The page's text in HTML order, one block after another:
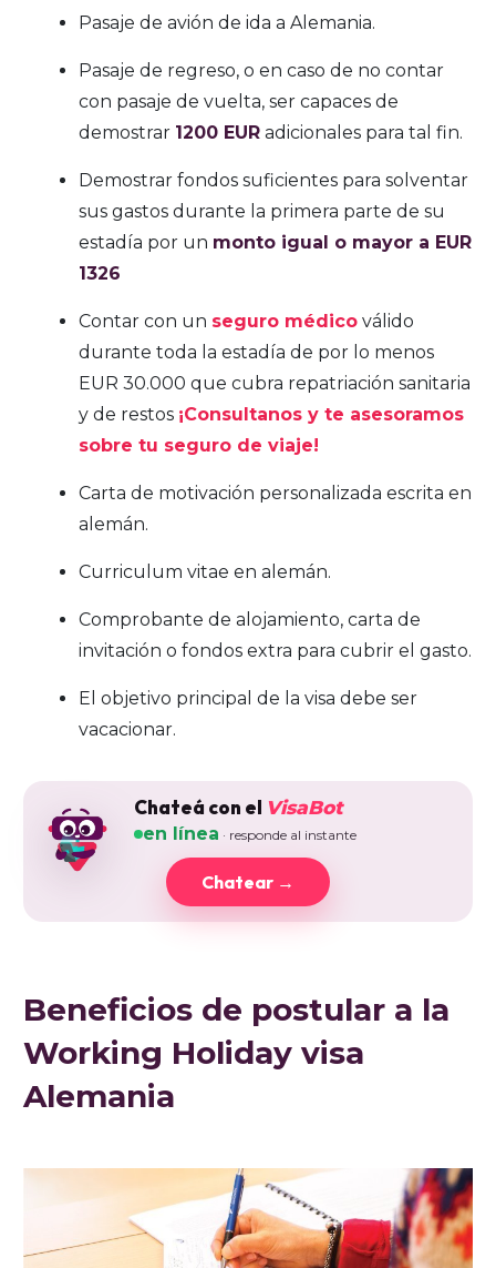
Pasaje de avión de ida a Alemania.
Pasaje de regreso, o en caso de no contar
con pasaje de vuelta, ser capaces de
demostrar 1200 EUR adicionales para tal fin.
Demostrar fondos suficientes para solventar
sus gastos durante la primera parte de su
estadía por un monto igual o mayor a EUR
1326
Contar con un seguro médico válido
durante toda la estadía de por lo menos
EUR 30.000 que cubra repatriación sanitaria
y de restos ¡Consultanos y te asesoramos
sobre tu seguro de viaje!
Carta de motivación personalizada escrita en
alemán.
Curriculum vitae en alemán.
Comprobante de alojamiento, carta de
invitación o fondos extra para cubrir el gasto.
El objetivo principal de la visa debe ser
vacacionar.
Chateá con el VisaBot
en línea · responde al instante
Chatear →
Beneficios de postular a la
Working Holiday visa
Alemania